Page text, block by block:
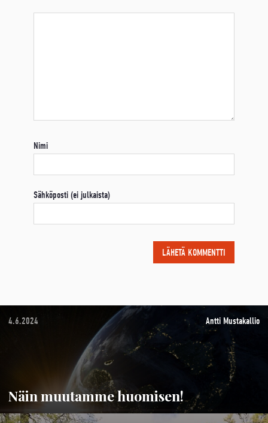
Nimi
Sähköposti (ei julkaista)
4.6.2024 Antti Mustakallio
Näin muutamme huomisen!